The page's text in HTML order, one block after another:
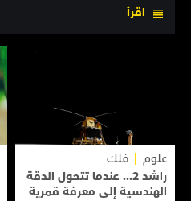
اقرأ
علوم
فلك
راشد 2... عندما تتحول الدقة
الهندسية إلى معرفة قمرية